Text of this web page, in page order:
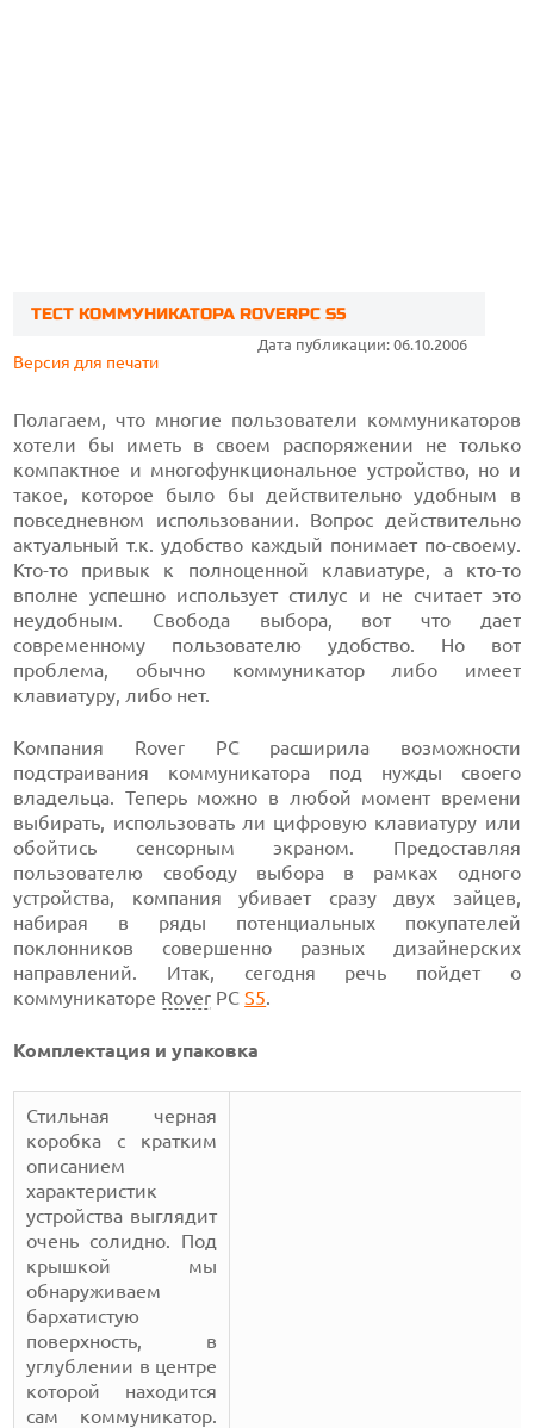
ТЕСТ КОММУНИКАТОРА ROVERPC S5
Дата публикации: 06.10.2006
Версия для печати
Полагаем, что многие пользователи коммуникаторов
хотели бы иметь в своем распоряжении не только
компактное и многофункциональное устройство, но и
такое, которое было бы действительно удобным в
повседневном использовании. Вопрос действительно
актуальный т.к. удобство каждый понимает по-своему.
Кто-то привык к полноценной клавиатуре, а кто-то
вполне успешно использует стилус и не считает это
неудобным. Свобода выбора, вот что дает
современному пользователю удобство. Но вот
проблема, обычно коммуникатор либо имеет
клавиатуру, либо нет.
Компания Rover PC расширила возможности
подстраивания коммуникатора под нужды своего
владельца. Теперь можно в любой момент времени
выбирать, использовать ли цифровую клавиатуру или
обойтись сенсорным экраном. Предоставляя
пользователю свободу выбора в рамках одного
устройства, компания убивает сразу двух зайцев,
набирая в ряды потенциальных покупателей
поклонников совершенно разных дизайнерских
направлений. Итак, сегодня речь пойдет о
коммуникаторе Rover PCS5.
Комплектация и упаковка
Стильная черная
коробка с кратким
описанием
характеристик
устройства выглядит
очень солидно. Под
крышкой мы
обнаруживаем
бархатистую
поверхность, в
углублении в центре
которой находится
сам коммуникатор.